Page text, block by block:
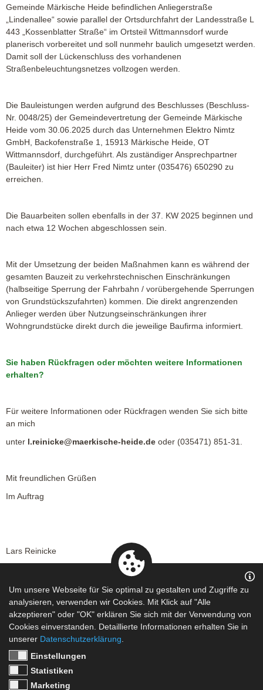
Gemeinde Märkische Heide befindlichen Anliegerstraße
„Lindenallee“ sowie parallel der Ortsdurchfahrt der Landesstraße L
443 „Kossenblatter Straße“ im Ortsteil Wittmannsdorf wurde
planerisch vorbereitet und soll nunmehr baulich umgesetzt werden.
Damit soll der Lückenschluss des vorhandenen
Straßenbeleuchtungsnetzes vollzogen werden.
Die Bauleistungen werden aufgrund des Beschlusses (Beschluss-
Nr. 0048/25) der Gemeindevertretung der Gemeinde Märkische
Heide vom 30.06.2025 durch das Unternehmen Elektro Nimtz
GmbH, Backofenstraße 1, 15913 Märkische Heide, OT
Wittmannsdorf, durchgeführt. Als zuständiger Ansprechpartner
(Bauleiter) ist hier Herr Fred Nimtz unter (035476) 650290 zu
erreichen.
Die Bauarbeiten sollen ebenfalls in der 37. KW 2025 beginnen und
nach etwa 12 Wochen abgeschlossen sein.
Mit der Umsetzung der beiden Maßnahmen kann es während der
gesamten Bauzeit zu verkehrstechnischen Einschränkungen
(halbseitige Sperrung der Fahrbahn / vorübergehende Sperrungen
von Grundstückszufahrten) kommen. Die direkt angrenzenden
Anlieger werden über Nutzungseinschränkungen ihrer
Wohngrundstücke direkt durch die jeweilige Baufirma informiert.
Sie haben Rückfragen oder möchten weitere Informationen
erhalten?
Für weitere Informationen oder Rückfragen wenden Sie sich bitte
an mich
unter l.reinicke@maerkische-heide.de oder (035471) 851-31.
Mit freundlichen Grüßen
Im Auftrag
Lars Reinicke
AP_Kossenblatt+Lindenallee.pdf
Um unsere Webseite für Sie optimal zu gestalten und Zugriffe zu
analysieren, verwenden wir Cookies. Mit Klick auf "Alle
akzeptieren" oder "OK" erklären Sie sich mit der Verwendung von
Cookies einverstanden. Detaillierte Informationen erhalten Sie in
unserer Datenschutzerklärung
Einstellungen
Statistiken
Marketing